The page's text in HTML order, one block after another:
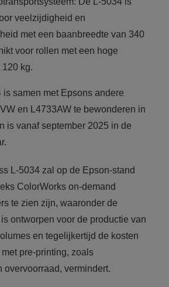
veelzijdigheid en
met een baanbreedte van 340
voor rollen met een hoge
kg.
is samen met Epsons andere
en L4733AW te bewonderen in
is vanaf september 2025 in de
L-5034 zal op de Epson-stand
ColorWorks on-demand
te zien zijn, waaronder de
ontworpen voor de productie van
en tegelijkertijd de kosten
pre-printing, zoals
overvoorraad, vermindert.